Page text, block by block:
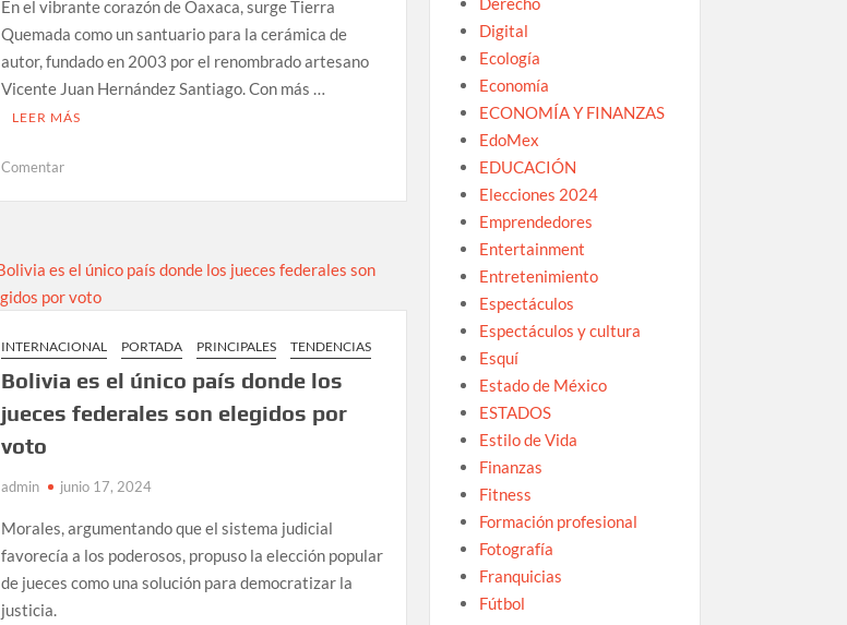
En el vibrante corazón de Oaxaca, surge Tierra
Quemada como un santuario para la cerámica de
autor, fundado en 2003 por el renombrado artesano
Vicente Juan Hernández Santiago. Con más …
LEER MÁS
Comentaren
de
en
Oaxaca
INTERNACIONAL PORTADA PRINCIPALES TENDENCIAS
Bolivia es el único país donde los
jueces federales son elegidos por
voto
admin junio 17, 2024
Morales, argumentando que el sistema judicial
favorecía a los poderosos, propuso la elección popular
de jueces como una solución para democratizar la
justicia.
Digital
Ecología
Economía
ECONOMÍA Y FINANZAS
EdoMex
EDUCACIÓN
Elecciones 2024
Emprendedores
Entertainment
Entretenimiento
Espectáculos
Espectáculos y cultura
Esquí
Estado de México
ESTADOS
Estilo de Vida
Finanzas
Fitness
Formación profesional
Fotografía
Franquicias
Fútbol